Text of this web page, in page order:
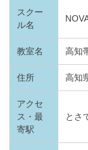
スクー
ル名
教室名 高知
住所 高知
アクセ
ス・最
寄駅
とさ